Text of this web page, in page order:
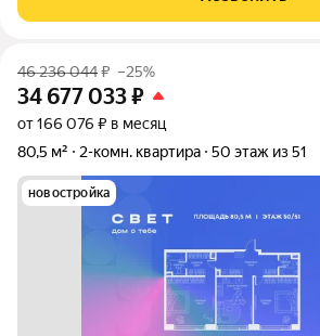
комплекса Кинетик. Резиденции на
46 236 044₽ –25%
34 677 033₽
от 166 076 ₽ в месяц
80,5 м²
2-комн. квартира 50 этаж из 51
новостройка